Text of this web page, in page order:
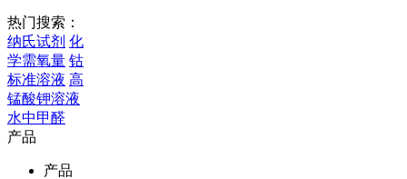
热门搜索：
纳氏试剂 化
学需氧量 钴
标准溶液 高
锰酸钾溶液
水中甲醛
产品
产品